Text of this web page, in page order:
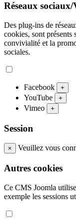
Réseaux sociaux/
Des plug-ins de
cookies, sont présents
convivialité et la
sociales.
Facebook +
YouTube +
Vimeo +
Session
× Veuillez vous
Autres cookies
Ce CMS Joomla
exemple les sessions